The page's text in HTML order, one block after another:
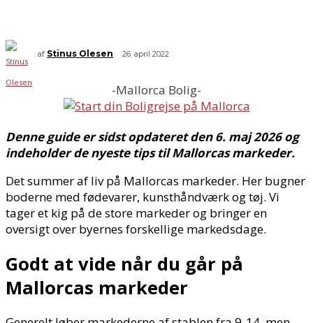
af Stinus Olesen 26. april 2022
-Mallorca Bolig-
Denne guide er sidst opdateret den 6. maj 2026 og
indeholder de nyeste tips til Mallorcas markeder.
Det summer af liv på Mallorcas markeder. Her bugner
boderne med fødevarer, kunsthåndværk og tøj. Vi
tager et kig på de store markeder og bringer en
oversigt over byernes forskellige markedsdage.
Godt at vide når du går på
Mallorcas markeder